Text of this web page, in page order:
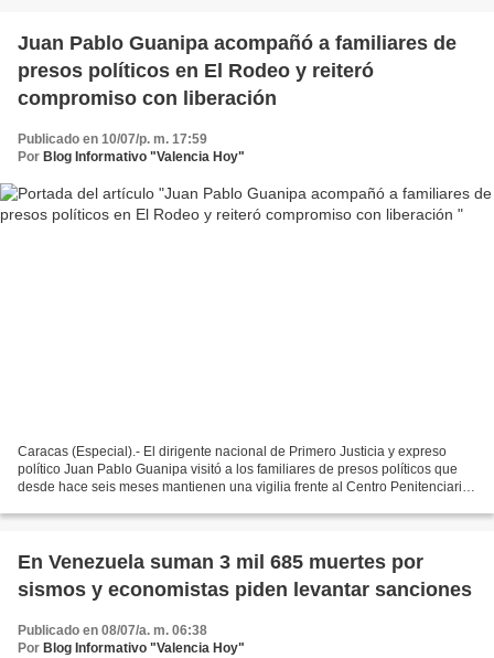
Juan Pablo Guanipa acompañó a familiares de
presos políticos en El Rodeo y reiteró
compromiso con liberación
Publicado en 10/07/p. m. 17:59
Por Blog Informativo "Valencia Hoy"
Caracas (Especial).- El dirigente nacional de Primero Justicia y expreso
político Juan Pablo Guanipa visitó a los familiares de presos políticos que
desde hace seis meses mantienen una vigilia frente al Centro Penitenciario
En Venezuela suman 3 mil 685 muertes por
sismos y economistas piden levantar sanciones
Publicado en 08/07/a. m. 06:38
Por Blog Informativo "Valencia Hoy"